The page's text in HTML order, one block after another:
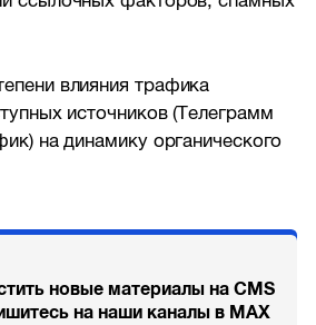
влияния трафика
источников (Телеграмм
на динамику органического
новые материалы на CMS
на наши каналы в MAX